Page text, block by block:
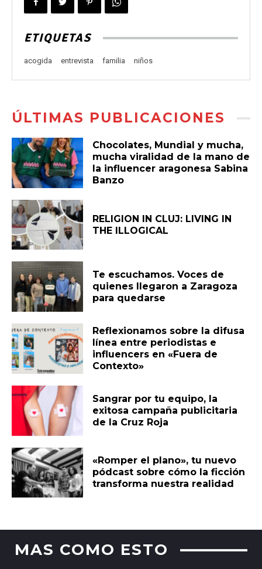
ETIQUETAS
acogida entrevista familia niños
ÚLTIMAS PUBLICACIONES
Chocolates, Mundial y mucha,
mucha viralidad de la mano de
la influencer aragonesa Sabina
Banzo
RELIGION IN CLUJ: LIVING IN
THE ILLOGICAL
Te escuchamos. Voces de
quienes llegaron a Zaragoza
para quedarse
Reflexionamos sobre la difusa
línea entre periodistas e
influencers en «Fuera de
Contexto»
Sangrar por tu equipo, la
exitosa campaña publicitaria
de la Cruz Roja
«Romper el plano», tu nuevo
pódcast sobre cómo la ficción
transforma nuestra realidad
MAS COMO ESTO